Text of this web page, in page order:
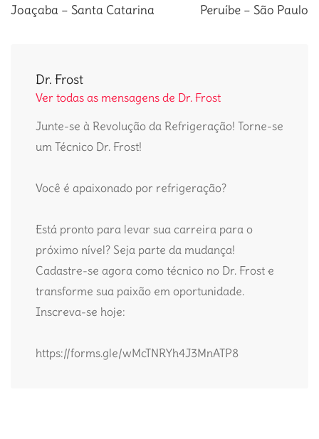
Joaçaba – Santa Catarina
Peruíbe – São Paulo
Dr. Frost
Ver todas as mensagens de Dr. Frost
Junte-se à Revolução da Refrigeração! Torne-se
um Técnico Dr. Frost!
Você é apaixonado por refrigeração?
Está pronto para levar sua carreira para o
próximo nível? Seja parte da mudança!
Cadastre-se agora como técnico no Dr. Frost e
transforme sua paixão em oportunidade.
Inscreva-se hoje:
https://forms.gle/wMcTNRYh4J3MnATP8